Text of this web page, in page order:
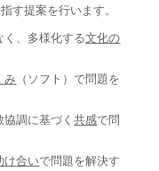
す提案を行います。
く、多様化する文化の
み （ソフト）で問題を
協調に基づく共感で問
け合いで問題を解決す